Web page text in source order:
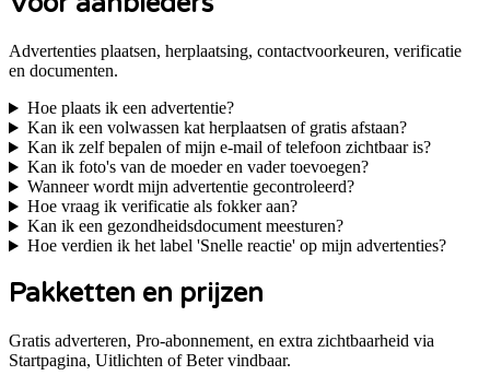
Advertenties plaatsen, herplaatsing, contactvoorkeuren, verificatie
en documenten.
Hoe plaats ik een advertentie?
Kan ik een volwassen kat herplaatsen of gratis afstaan?
Kan ik zelf bepalen of mijn e-mail of telefoon zichtbaar is?
Kan ik foto's van de moeder en vader toevoegen?
Wanneer wordt mijn advertentie gecontroleerd?
Hoe vraag ik verificatie als fokker aan?
Kan ik een gezondheidsdocument meesturen?
Hoe verdien ik het label 'Snelle reactie' op mijn advertenties?
Pakketten en prijzen
Gratis adverteren, Pro-abonnement, en extra zichtbaarheid via
Startpagina, Uitlichten of Beter vindbaar.